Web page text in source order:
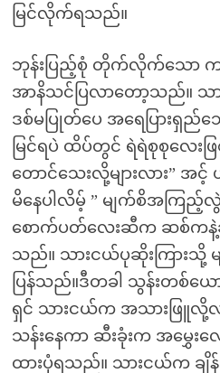
မြင်လိုက်ရသည်။
ဘုန်းပြည့်စုံ တိုက်လိုက်သော
အာနိသင်ပြလာတော့သည်။ သ
ဒစ်မပြုတ်ပေ အရေပြားရှည်
မြင်ရပဲ ထိပ်တွင် ရဲရဲစုစုလေး
တောင်သေးလို့များလား” အ
မိနေပါလိမ့် ” မျက်စိအက
စောက်ပတ်လေးဆီက ဆစ်က
သည်။ သားငယ်ပုဆိုးကြားသို့
ပြန်သည်။ဒီတခါ သွန်းတစ်ယ
ရှင် သားငယ်က အသားဖြူလို့လ
သန်းနေကာ ဆီးခုံးက အမွှေးလေ
ထားပုံရသည်။ သားငယ်က ချိန်း